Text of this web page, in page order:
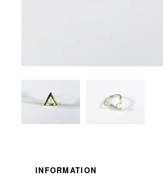
INFORMATION